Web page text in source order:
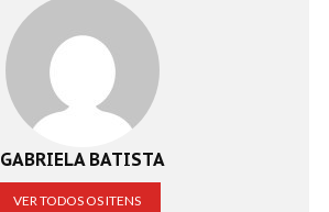
GABRIELA BATISTA
VER TODOS OS ITENS